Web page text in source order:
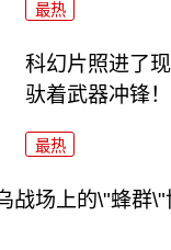
最热
科幻片照进了
驮着武器冲锋！
最热
战场上的\"蜂群